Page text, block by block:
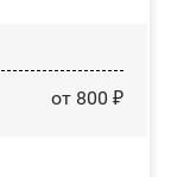
от 800 ₽